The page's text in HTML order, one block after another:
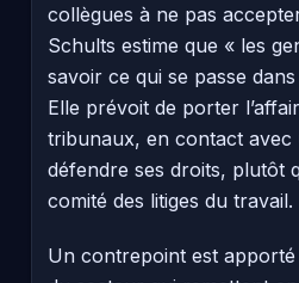
collègues à ne pas
Schults estime que « les
savoir ce qui se passe
Elle prévoit de porter
tribunaux, en contact
défendre ses droits, plutôt
comité des litiges du travail.
Un contrepoint est